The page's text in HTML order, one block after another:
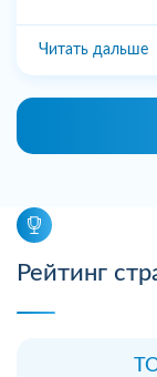
Читать дальше
Рейтинг